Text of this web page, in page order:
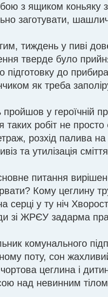
з ящиком коньяку
заготувати,
тиждень у пиві
тверде було
підготовку до
як треба
у героїчній
робіт не просто
розхід палива
та утилізація сміття
питання
Кому цеглину
серці у ту ніч
зі ЖРЄУ задарма
комунального
поту, сон
цеглина і
над невинним